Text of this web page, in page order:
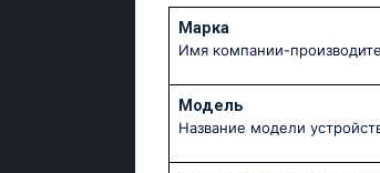
Марка
Имя компании-
Модель
Название модели